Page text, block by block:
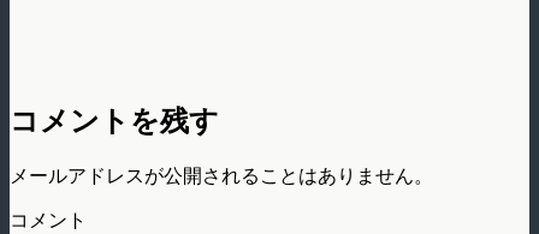
コメントを残す
メールアドレスが公開されることはありません。
コメント